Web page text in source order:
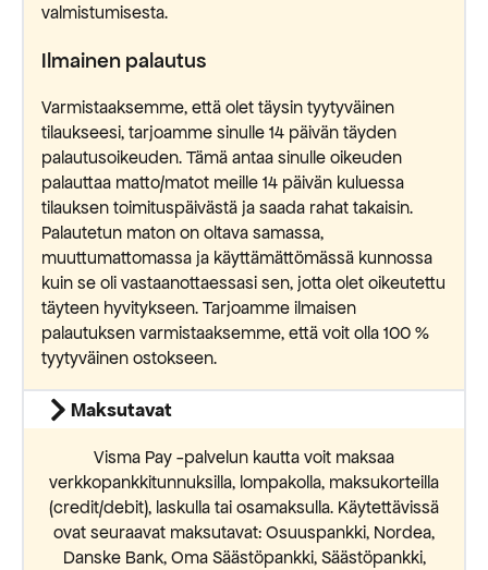
valmistumisesta.
Ilmainen palautus
Varmistaaksemme, että olet täysin tyytyväinen
tilaukseesi, tarjoamme sinulle 14 päivän täyden
palautusoikeuden. Tämä antaa sinulle oikeuden
palauttaa matto/matot meille 14 päivän kuluessa
tilauksen toimituspäivästä ja saada rahat takaisin.
Palautetun maton on oltava samassa,
muuttumattomassa ja käyttämättömässä kunnossa
kuin se oli vastaanottaessasi sen, jotta olet oikeutettu
täyteen hyvitykseen. Tarjoamme ilmaisen
palautuksen varmistaaksemme, että voit olla 100 %
tyytyväinen ostokseen.
Maksutavat
Visma Pay -palvelun kautta voit maksaa
verkkopankkitunnuksilla, lompakolla, maksukorteilla
(credit/debit), laskulla tai osamaksulla. Käytettävissä
ovat seuraavat maksutavat: Osuuspankki, Nordea,
Danske Bank, Oma Säästöpankki, Säästöpankki,